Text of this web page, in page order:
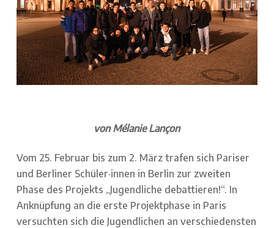
von Mélanie Lançon
Vom 25. Februar bis zum 2. März trafen sich Pariser
und Berliner Schüler·innen in Berlin zur zweiten
Phase des Projekts „Jugendliche debattieren!“. In
Anknüpfung an die erste Projektphase in Paris
versuchten sich die Jugendlichen an verschiedensten